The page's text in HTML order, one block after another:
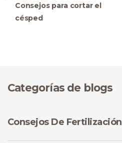
Consejos para cortar el
césped
Categorías de blogs
Consejos De Fertilización